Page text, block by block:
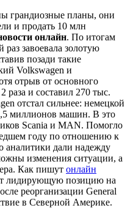
грандиозные планы, они
и продать 10 млн
онлайн. По итогам
раз завоевала золотую
позади такие
Volkswagen и
отрыв от основного
раза и составил 270 тыс.
отстал сильнее: немецкой
миллионов машин. В это
Scania и MAN. Помогло
году по отношению к
аналитики дали надежду
изменения ситуации, а
Как пишут онлайн
лидирующую позицию на
реорганизации General
в Северной Америке.